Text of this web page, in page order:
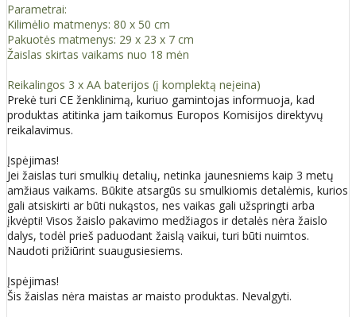
Parametrai:
Kilimėlio matmenys: 80 x 50 cm
Pakuotės matmenys: 29 x 23 x 7 cm
Žaislas skirtas vaikams nuo 18 mėn
Reikalingos 3 x AA baterijos (į komplektą neįeina)
Prekė turi CE ženklinimą, kuriuo gamintojas informuoja, kad
produktas atitinka jam taikomus Europos Komisijos direktyvų
reikalavimus.
Įspėjimas!
Jei žaislas turi smulkių detalių, netinka jaunesniems kaip 3 metų
amžiaus vaikams. Būkite atsargūs su smulkiomis detalėmis, kurios
gali atsiskirti ar būti nukąstos, nes vaikas gali užspringti arba
įkvėpti! Visos žaislо pakavimo medžiagos ir detalės nėra žaislo
dalys, todėl prieš paduodant žaislą vaikui, turi būti nuimtos.
Naudoti prižiūrint suaugusiesiems.
Įspėjimas!
Šis žaislas nėra maistas ar maisto produktas. Nevalgyti.